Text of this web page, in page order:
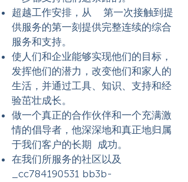
超越工作安排，从 第一次接触到提
供服务的第一刻提供完整连续的综合
服务和支持。
使人们和企业能够实现他们的目标，
发挥他们的潜力，改变他们和家人的
生活，并通过工具、知识、支持和经
验茁壮成长。
做一个真正的合作伙伴和一个充满激
情的倡导者，他深深地和真正地归属
于我们客户的长期 成功。
在我们所服务的社区以及
_cc784190531 bb3b-